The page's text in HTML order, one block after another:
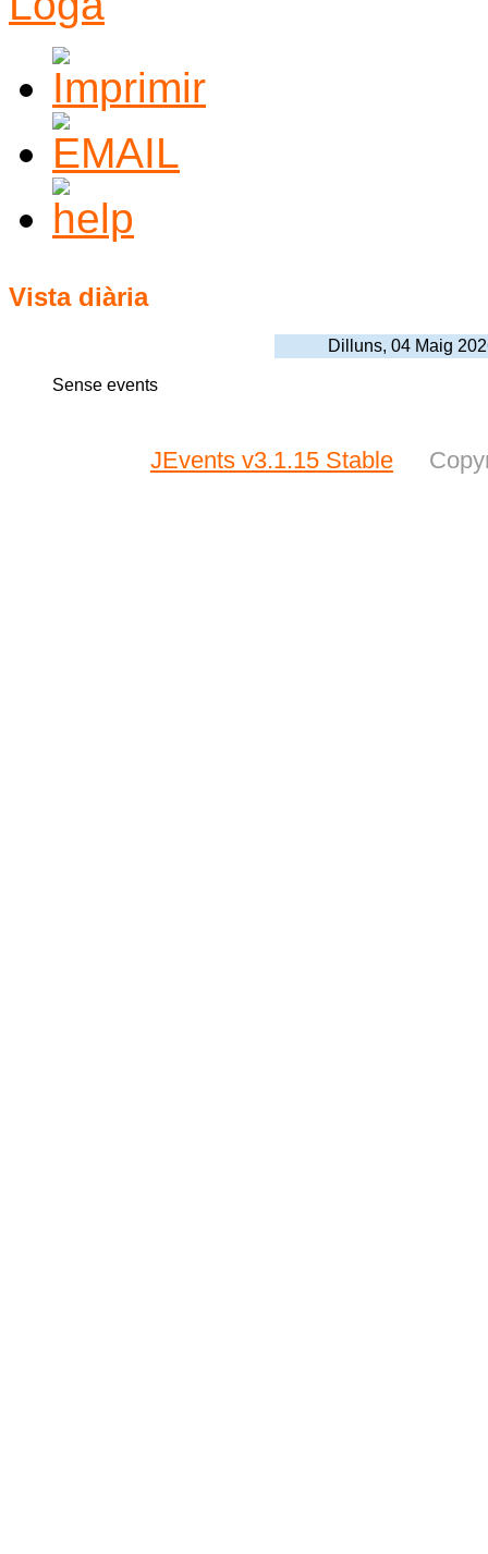
Vista diària
Dilluns, 04 Maig
Sense events
JEvents v3.1.15 Stable